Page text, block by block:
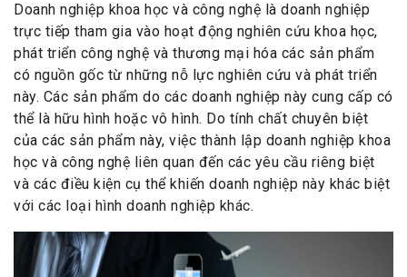
Doanh nghiệp khoa học và công nghệ là doanh nghiệp
trực tiếp tham gia vào hoạt động nghiên cứu khoa học,
phát triển công nghệ và thương mại hóa các sản phẩm
có nguồn gốc từ những nỗ lực nghiên cứu và phát triển
này. Các sản phẩm do các doanh nghiệp này cung cấp có
thể là hữu hình hoặc vô hình. Do tính chất chuyên biệt
của các sản phẩm này, việc thành lập doanh nghiệp khoa
học và công nghệ liên quan đến các yêu cầu riêng biệt
và các điều kiện cụ thể khiến doanh nghiệp này khác biệt
với các loại hình doanh nghiệp khác.